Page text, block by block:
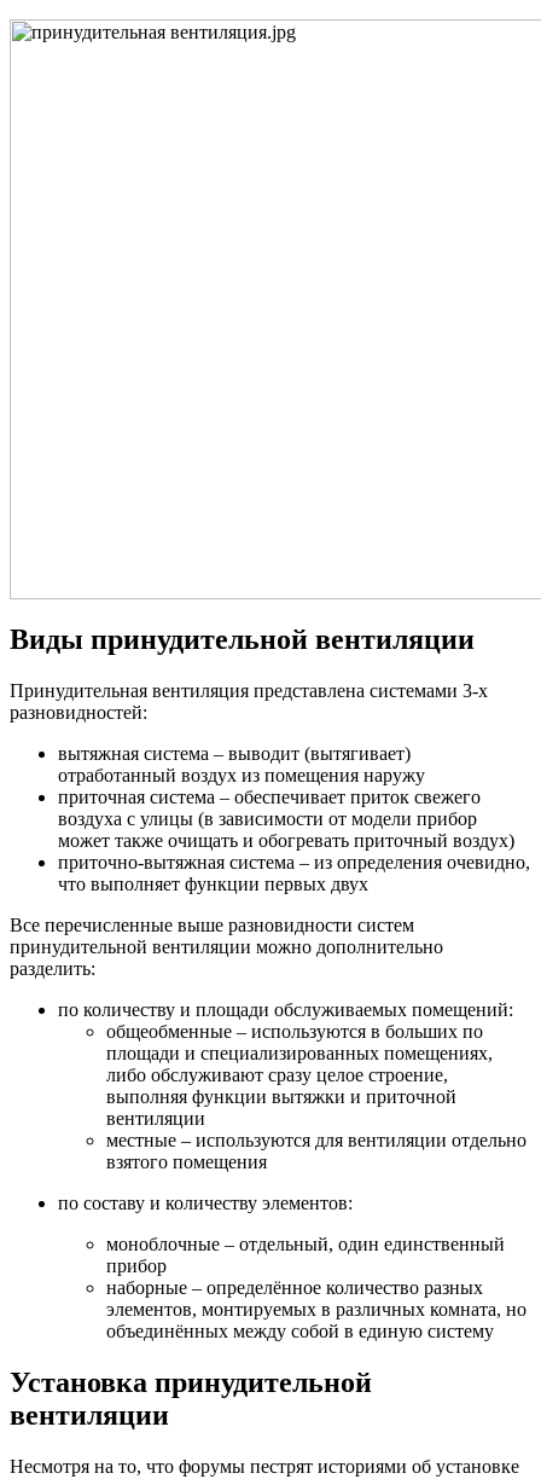
Виды принудительной вентиляции
Принудительная вентиляция представлена системами 3-х
разновидностей:
вытяжная система – выводит (вытягивает)
отработанный воздух из помещения наружу
приточная система – обеспечивает приток свежего
воздуха с улицы (в зависимости от модели прибор
может также очищать и обогревать приточный воздух)
приточно-вытяжная система – из определения очевидно,
что выполняет функции первых двух
Все перечисленные выше разновидности систем
принудительной вентиляции можно дополнительно
разделить:
по количеству и площади обслуживаемых помещений:
общеобменные – используются в больших по
площади и специализированных помещениях,
либо обслуживают сразу целое строение,
выполняя функции вытяжки и приточной
вентиляции
местные – используются для вентиляции отдельно
взятого помещения
по составу и количеству элементов:
моноблочные – отдельный, один единственный
прибор
наборные – определённое количество разных
элементов, монтируемых в различных комната, но
объединённых между собой в единую систему
Установка принудительной
вентиляции
Несмотря на то, что форумы пестрят историями об установке